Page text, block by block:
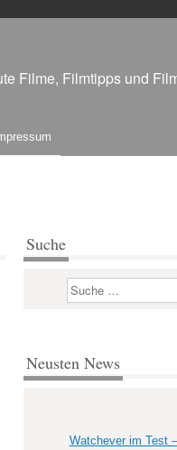
Filme, Filmtipps und
Suche
Suchen
Neusten News
Watchever im Test